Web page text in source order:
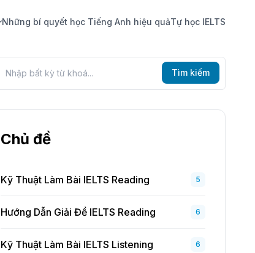
Những bí quyết học Tiếng Anh hiệu quảTự học IELTS
Tìm kiếm
Chủ đề
Kỹ Thuật Làm Bài IELTS Reading 5
Hướng Dẫn Giải Đề IELTS Reading 6
Kỹ Thuật Làm Bài IELTS Listening 6